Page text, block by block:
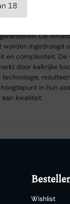
van de Veneto-
een lange
weerspiegelen.
De
ingedroogd
en complexiteit. De
door kalkrijke
in hun
kwaliteit.
Wishlist
18